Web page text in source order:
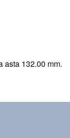
asta 132.00 mm.